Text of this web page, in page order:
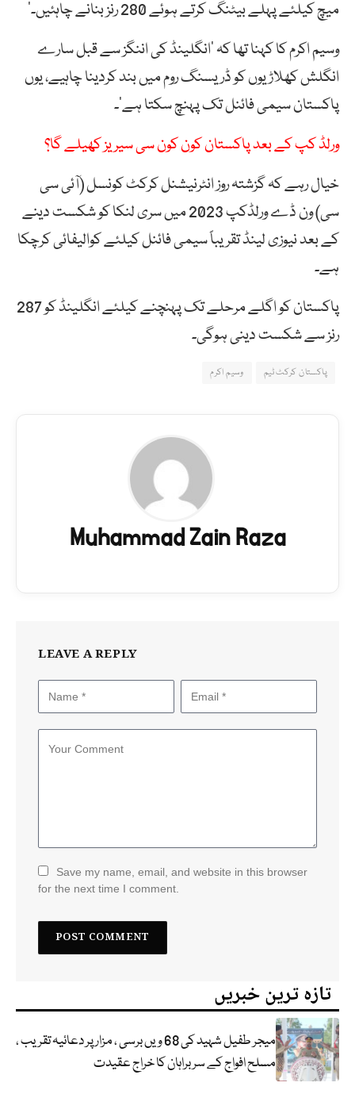
میچ کیلئے پہلے بیٹنگ کرتے ہوئے 280 رنز بنانے چاہئیں۔’
وسیم اکرم کا کہنا تھا کہ ‘انگلینڈ کی اننگز سے قبل سارے
انگلش کھلاڑیوں کو ڈریسنگ روم میں بند کردینا چاہیے، یوں
پاکستان سیمی فائنل تک پہنچ سکتا ہے‘۔
ورلڈ کپ کے بعد پاکستان کون کون سی سیریز کھیلے گا؟
خیال رہے کہ گزشتہ روز انٹرنیشنل کرکٹ کونسل (آئی سی
سی) ون ڈے ورلڈکپ 2023 میں سری لنکا کو شکست دینے
کے بعد نیوزی لینڈ تقریباً سیمی فائنل کیلئے کوالیفائی کرچکا
ہے۔
پاکستان کو اگلے مرحلے تک پہنچنے کیلئے انگلینڈ کو 287
رنز سے شکست دینی ہوگی۔
پاکستان کرکٹ ٹیم وسیم اکرم
Muhammad Zain Raza
LEAVE A REPLY
Save my name, email, and website in this browser
for the next time I comment.
تازہ ترین خبریں
میجر طفیل شہید کی 68 ویں برسی ، مزار پر دعائیہ تقریب ،
مسلح افواج کے سربراہان کا خراج عقیدت